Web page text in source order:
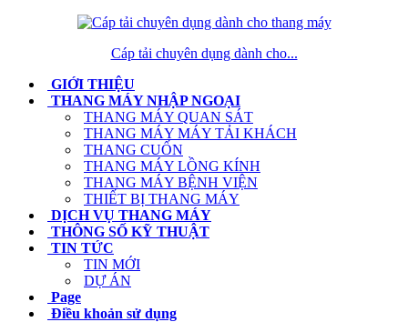
Cáp tải chuyên dụng dành cho...
GIỚI THIỆU
THANG MÁY NHẬP NGOẠI
THANG MÁY QUAN SÁT
THANG MÁY MÁY TẢI KHÁCH
THANG CUỐN
THANG MÁY LỒNG KÍNH
THANG MÁY BỆNH VIỆN
THIẾT BỊ THANG MÁY
DỊCH VỤ THANG MÁY
THÔNG SỐ KỸ THUẬT
TIN TỨC
TIN MỚI
DỰ ÁN
Page
Điều khoản sử dụng